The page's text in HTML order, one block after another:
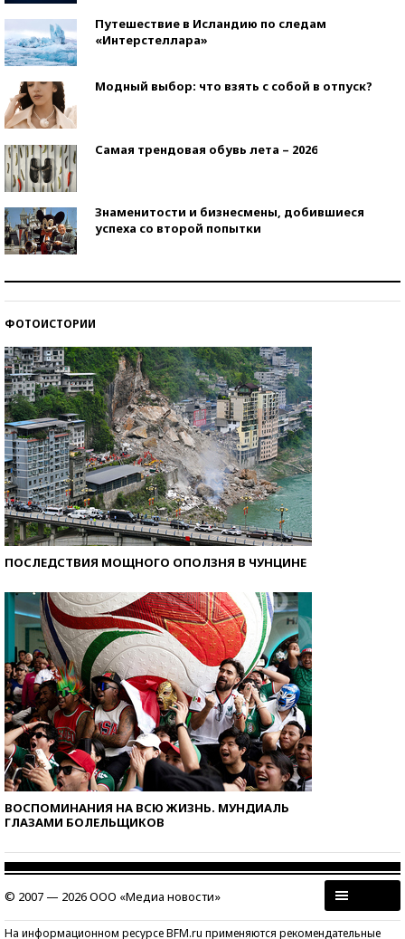
Путешествие в Исландию по следам
«Интерстеллара»
Модный выбор: что взять с собой в отпуск?
Самая трендовая обувь лета – 2026
Знаменитости и бизнесмены, добившиеся
успеха со второй попытки
ФОТОИСТОРИИ
ПОСЛЕДСТВИЯ МОЩНОГО ОПОЛЗНЯ В ЧУНЦИНЕ
ВОСПОМИНАНИЯ НА ВСЮ ЖИЗНЬ. МУНДИАЛЬ
ГЛАЗАМИ БОЛЕЛЬЩИКОВ
© 2007 — 2026 ООО «Медиа новости»
На информационном ресурсе BFM.ru применяются рекомендательные